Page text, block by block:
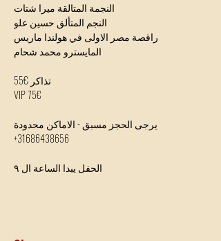
النجمة المتالقة ميرا شتات
النجم المتألق حسين علو
راقصة مصر الاولى في هولندا ماريس
المايسترو محمد شحام
تذاكر €55
VIP 75€
يرجى الحجز مسبق - الاماكن محدودة
+31686438656
الحفل يبدا الساعة ال ٩